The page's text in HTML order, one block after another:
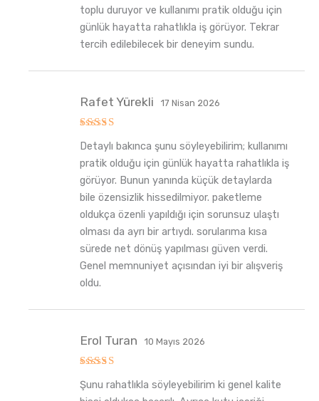
toplu duruyor ve kullanımı pratik olduğu için
günlük hayatta rahatlıkla iş görüyor. Tekrar
tercih edilebilecek bir deneyim sundu.
üzerinden
oy aldı
Rafet Yürekli 17 Nisan 2026
Detaylı bakınca şunu söyleyebilirim; kullanımı
pratik olduğu için günlük hayatta rahatlıkla iş
görüyor. Bunun yanında küçük detaylarda
bile özensizlik hissedilmiyor. paketleme
oldukça özenli yapıldığı için sorunsuz ulaştı
olması da ayrı bir artıydı. sorularıma kısa
sürede net dönüş yapılması güven verdi.
Genel memnuniyet açısından iyi bir alışveriş
oldu.
üzerinden
5oy aldı
Erol Turan 10 Mayıs 2026
Şunu rahatlıkla söyleyebilirim ki genel kalite